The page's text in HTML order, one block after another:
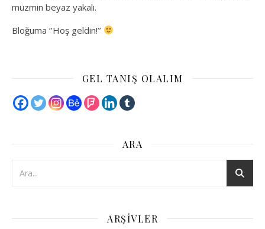
müzmin beyaz yakalı.
Bloğuma ‘’Hoş geldin!’’
GEL TANIŞ OLALIM
ARA
ARŞIVLER